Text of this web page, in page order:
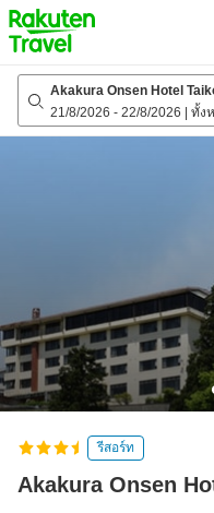
to
top
page
Akakura Onsen Hotel
21/8/2026 - 22/8/2026 ทั้ง
รีสอร์ท
Akakura Onsen